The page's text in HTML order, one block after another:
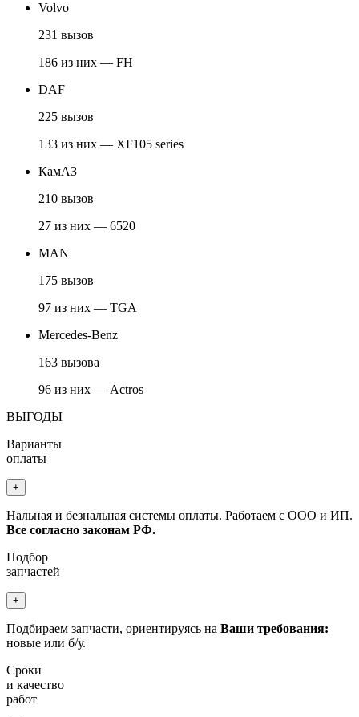
Volvo
231 вызов
186 из них — FH
DAF
225 вызов
133 из них — XF105 series
КамАЗ
210 вызов
27 из них — 6520
MAN
175 вызов
97 из них — TGA
Mercedes-Benz
163 вызова
96 из них — Actros
ВЫГОДЫ
Варианты
оплаты
+
Нальная и безнальная системы оплаты. Работаем с ООО и ИП.
Все согласно законам РФ.
Подбор
запчастей
+
Подбираем запчасти, ориентируясь на Ваши требования:
новые или б/у.
Сроки
и качество
работ